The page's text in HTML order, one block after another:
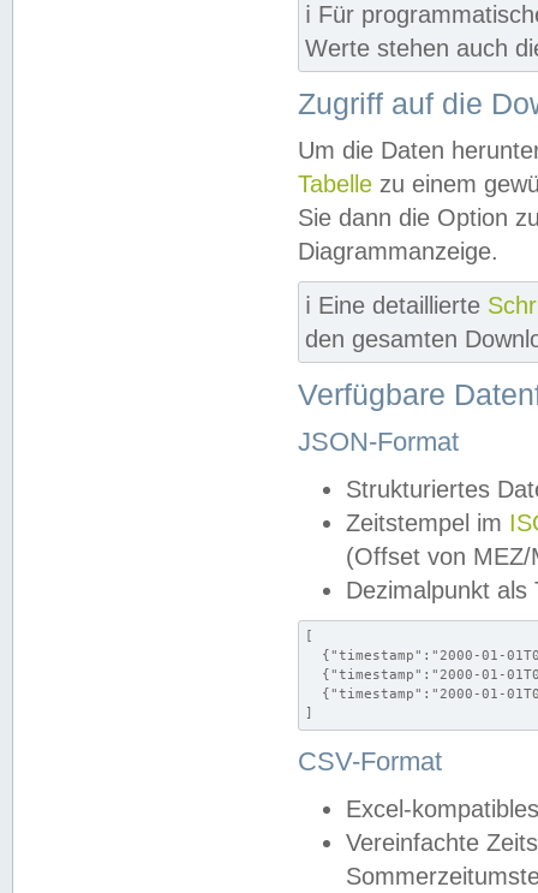
ℹ️ Für
Werte stehen auch
Zugriff auf die
Um die Daten
Tabelle zu einem
Sie dann die Option
Diagrammanzeige.
ℹ️ Eine detaillierte
den gesamten
Verfügbare
JSON-Format
Strukturiertes
Zeitstempel im
(Offset von MEZ/
Dezimalpunkt als
[
{"timestamp":"2000-01-
{"timestamp":"2000-01-
{"timestamp":"2000-01-
]
CSV-Format
Excel-
Vereinfachte